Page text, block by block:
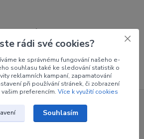
novinky, akce a
rádi své cookies?
ke správnému fungování našeho e-
souhlasu také ke sledování statistik o
reklamních kampaní, zapamatování
při používání stránek, či zobrazení
preferencím. Více k využití cookies
Souhlasím